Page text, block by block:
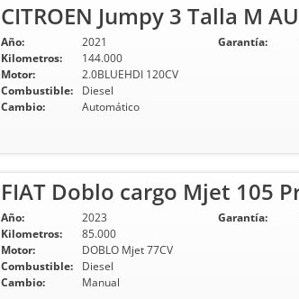
CITROEN Jumpy 3 Talla M
Año:
2021
Kilometros:
144.000
Motor:
2.0BLUEHDI 120CV
Combustible:
Diesel
Cambio:
Automático
Garantía:
FIAT Doblo cargo Mjet 105
Año:
2023
Kilometros:
85.000
Motor:
DOBLO Mjet 77CV
Combustible:
Diesel
Cambio:
Manual
Garantía: